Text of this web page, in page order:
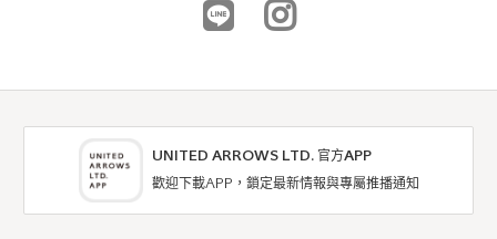
UNITED ARROWS LTD. 官方APP
歡迎下載APP，鎖定最新情報與專屬推播通知